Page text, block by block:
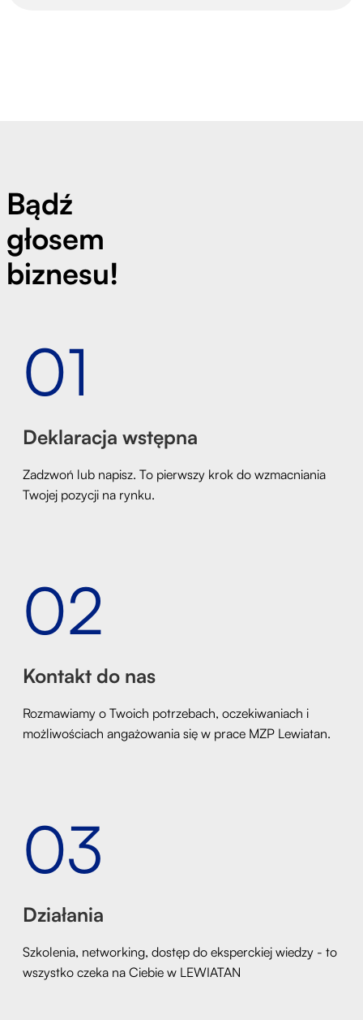
Bądź
głosem
biznesu!
01
Deklaracja wstępna
Zadzwoń lub napisz. To pierwszy krok do wzmacniania
Twojej pozycji na rynku.
02
Kontakt do nas
Rozmawiamy o Twoich potrzebach, oczekiwaniach i
możliwościach angażowania się w prace MZP Lewiatan.
03
Działania
Szkolenia, networking, dostęp do eksperckiej wiedzy - to
wszystko czeka na Ciebie w LEWIATAN